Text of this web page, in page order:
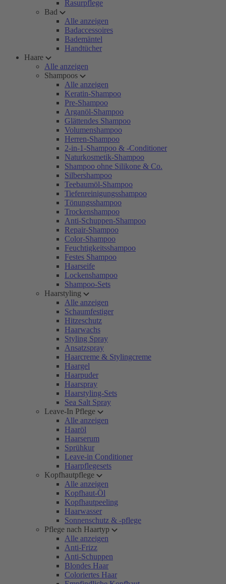
Rasurpflege
Bad
Alle anzeigen
Badaccessoires
Bademäntel
Handtücher
Haare
Alle anzeigen
Shampoos
Alle anzeigen
Keratin-Shampoo
Pre-Shampoo
Arganöl-Shampoo
Glättendes Shampoo
Volumenshampoo
Herren-Shampoo
2-in-1-Shampoo & -Conditioner
Naturkosmetik-Shampoo
Shampoo ohne Silikone & Co.
Silbershampoo
Teebaumöl-Shampoo
Tiefenreinigungsshampoo
Tönungsshampoo
Trockenshampoo
Anti-Schuppen-Shampoo
Repair-Shampoo
Color-Shampoo
Feuchtigkeitsshampoo
Festes Shampoo
Haarseife
Lockenshampoo
Shampoo-Sets
Haarstyling
Alle anzeigen
Schaumfestiger
Hitzeschutz
Haarwachs
Styling Spray
Ansatzspray
Haarcreme & Stylingcreme
Haargel
Haarpuder
Haarspray
Haarstyling-Sets
Sea Salt Spray
Leave-In Pflege
Alle anzeigen
Haaröl
Haarserum
Sprühkur
Leave-in Conditioner
Haarpflegesets
Kopfhautpflege
Alle anzeigen
Kopfhaut-Öl
Kopfhautpeeling
Haarwasser
Sonnenschutz & -pflege
Pflege nach Haartyp
Alle anzeigen
Anti-Frizz
Anti-Schuppen
Blondes Haar
Coloriertes Haar